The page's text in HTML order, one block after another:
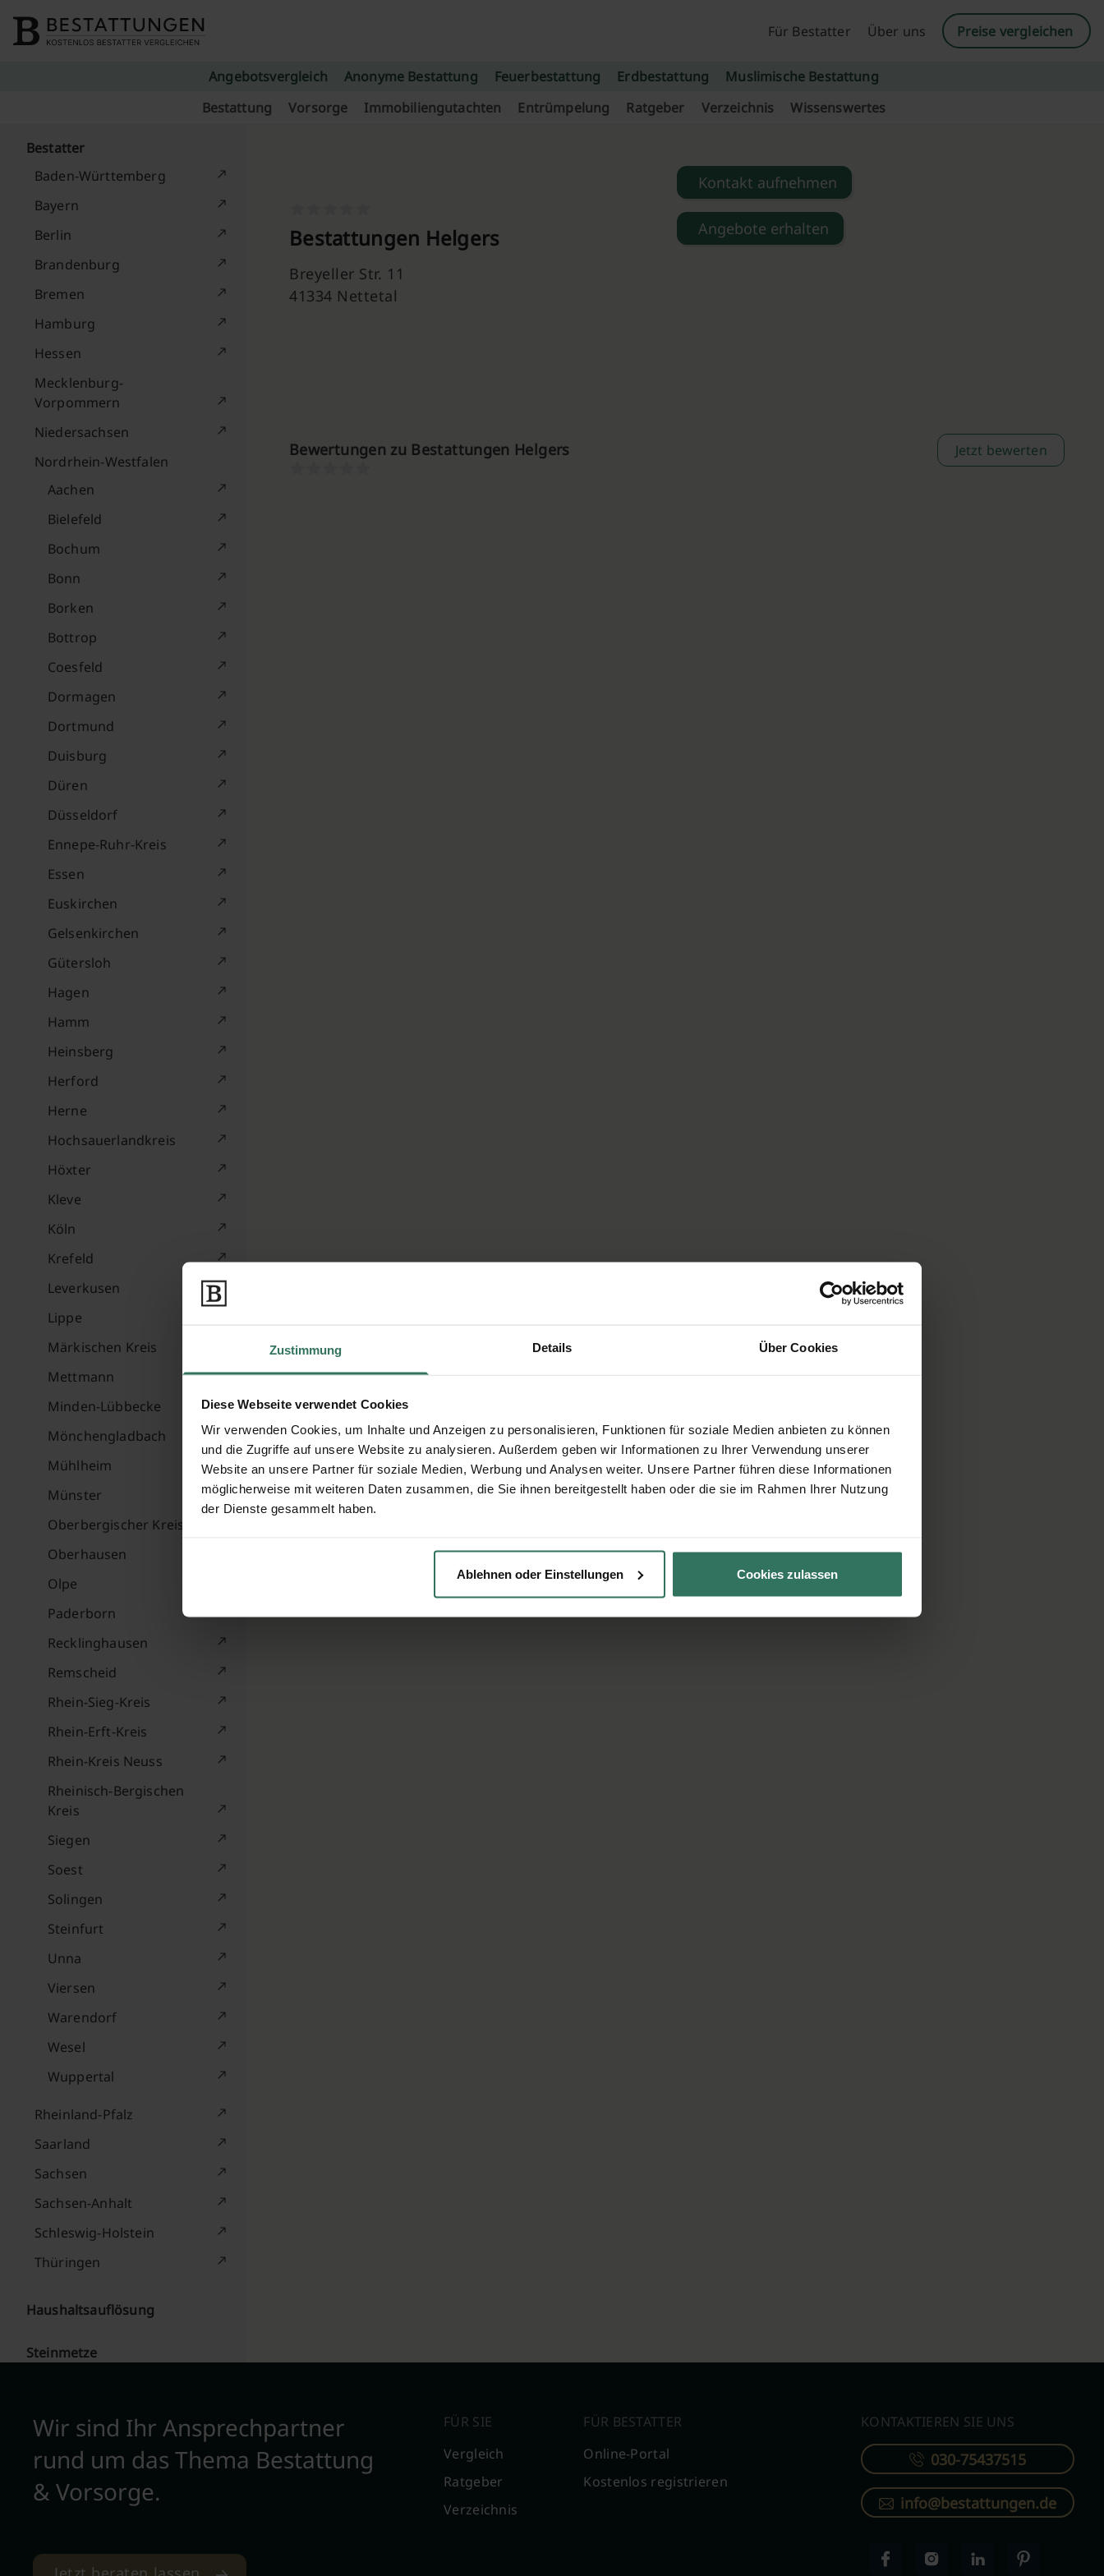
Zustimmung Details Über Cookies
Diese Webseite verwendet Cookies
Wir verwenden Cookies, um Inhalte und Anzeigen zu personalisieren, Funktionen für soziale Medien anbieten zu können
und die Zugriffe auf unsere Website zu analysieren. Außerdem geben wir Informationen zu Ihrer Verwendung unserer
Website an unsere Partner für soziale Medien, Werbung und Analysen weiter. Unsere Partner führen diese Informationen
möglicherweise mit weiteren Daten zusammen, die Sie ihnen bereitgestellt haben oder die sie im Rahmen Ihrer Nutzung
der Dienste gesammelt haben.
Ablehnen oder Einstellungen Cookies zulassen
Für Bestatter
Über uns Preise vergleichen
Angebotsvergleich Anonyme Bestattung Feuerbestattung Erdbestattung
Muslimische Bestattung
Bestattung
Vorsorge Immobiliengutachten Entrümpelung Ratgeber Verzeichnis Wissenswertes
Bestatter
Baden-Württemberg
Bayern
Berlin
Brandenburg
Bremen
Hamburg
Hessen
Mecklenburg-
Vorpommern
Niedersachsen
Nordrhein-Westfalen
Aachen
Bielefeld
Bochum
Bonn
Borken
Bottrop
Coesfeld
Dormagen
Dortmund
Duisburg
Düren
Düsseldorf
Ennepe-Ruhr-Kreis
Essen
Euskirchen
Gelsenkirchen
Gütersloh
Hagen
Hamm
Heinsberg
Herford
Herne
Hochsauerlandkreis
Höxter
Kleve
Köln
Krefeld
Leverkusen
Lippe
Märkischen Kreis
Mettmann
Minden-Lübbecke
Mönchengladbach
Mühlheim
Münster
Oberbergischer Kreis
Oberhausen
Olpe
Paderborn
Recklinghausen
Remscheid
Rhein-Sieg-Kreis
Rhein-Erft-Kreis
Rhein-Kreis Neuss
Rheinisch-Bergischen
Kreis
Siegen
Soest
Solingen
Steinfurt
Unna
Viersen
Warendorf
Wesel
Wuppertal
Rheinland-Pfalz
Saarland
Sachsen
Sachsen-Anhalt
Schleswig-Holstein
Thüringen
Haushaltsauflösung
Steinmetze
Bestattungen Helgers
Breyeller Str. 11
41334 Nettetal
Kontakt aufnehmen
Angebote erhalten
Bewertungen zu Bestattungen Helgers Jetzt bewerten
Wir sind Ihr Ansprechpartner
rund um das Thema Bestattung
& Vorsorge.
FÜR SIE
Vergleich
Ratgeber
Verzeichnis
FÜR BESTATTER
Online-Portal
Kostenlos registrieren
KONTAKTIEREN SIE UNS
030-75437515
info@bestattungen.de